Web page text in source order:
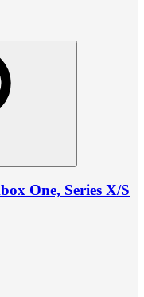
One, Series X/S